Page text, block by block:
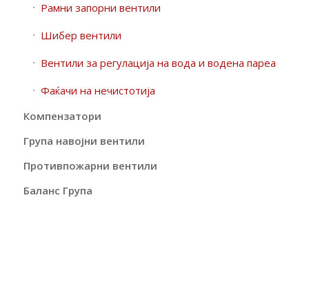
Рамни запорни вентили
Шибер вентили
Вентили за регулација на вода и водена пареа
Фаќачи на нечистотија
Компензатори
Група навојни вентили
Противпожарни вентили
Баланс Група